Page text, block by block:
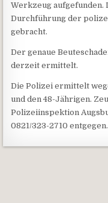
Werkzeug aufgefunden.
Durchführung der
gebracht.
Der genaue
derzeit ermittelt.
Die Polizei ermittelt
und den 48-Jährigen.
Polizeiinspektion
0821/323-2710 entgegen.